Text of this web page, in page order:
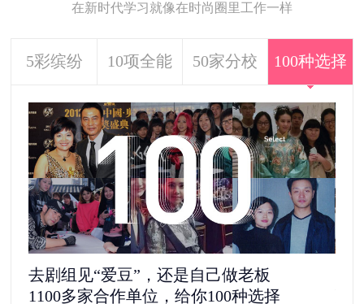
在新时代学习就像在时尚圈里工作一样
5彩缤纷 10项全能 50家分校 100种选择
去剧组见“爱豆”，还是自己做老板
1100多家合作单位，给你100种选择